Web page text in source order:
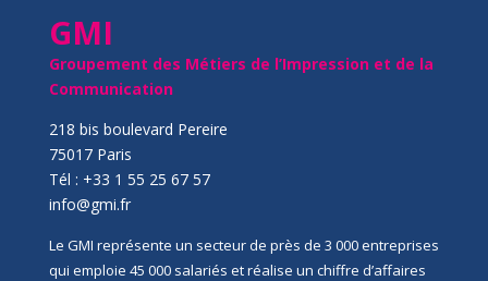
GMI
Groupement des Métiers de l’Impression et de la
Communication
218 bis boulevard Pereire
75017 Paris
Tél : +33 1 55 25 67 57
info@gmi.fr
Le GMI représente un secteur de près de 3 000 entreprises
qui emploie 45 000 salariés et réalise un chiffre d’affaires